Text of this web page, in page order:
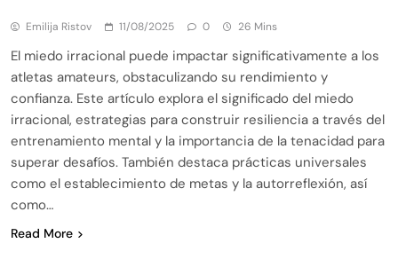
Emilija Ristov 11/08/2025 0 26 Mins
El miedo irracional puede impactar significativamente a los
atletas amateurs, obstaculizando su rendimiento y
confianza. Este artículo explora el significado del miedo
irracional, estrategias para construir resiliencia a través del
entrenamiento mental y la importancia de la tenacidad para
superar desafíos. También destaca prácticas universales
como el establecimiento de metas y la autorreflexión, así
como…
Read More